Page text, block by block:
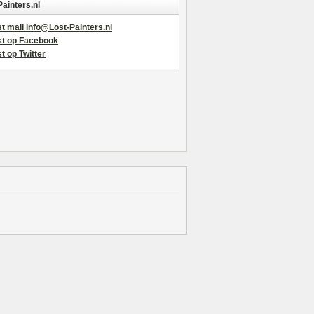
mail info@Lost-Painters.nl
op Facebook
op Twitter